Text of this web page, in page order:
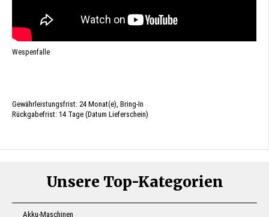
Wespenfalle
Gewährleistungsfrist: 24 Monat(e), Bring-In
Rückgabefrist: 14 Tage (Datum Lieferschein)
Unsere Top-Kategorien
Akku-Maschinen